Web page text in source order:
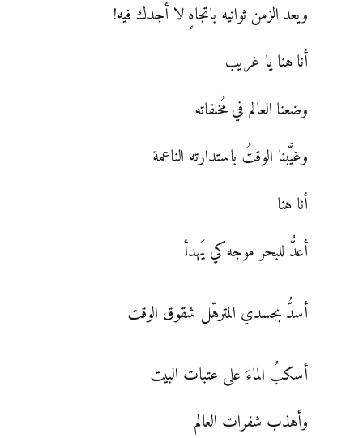
ويعد الزمن ثوانيه باتجاهٍ لا أجدك فيه!
أنا هنا يا غريب
وضعنا العالم في مُخلفاته
وغيَّبنا الوقتُ باستدارته الناعمة
أنا هنا
أعدُّ للبحر موجه كي يَهدأ
أسدُّ بجسدي المترهّل شقوق الوقت
أسكبُ الماءَ على عتبات البيت
وأهذب شفرات العالم